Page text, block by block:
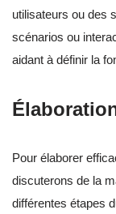
utilisateurs ou des
scénarios ou
aidant à définir la
Pour élaborer
discuterons de la
différentes étapes